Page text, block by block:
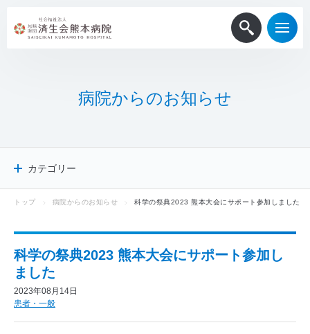
病院からのお知 らせ
カテゴリー
病院からのお知らせ
採用情報
メディア掲載
ニュースリリース
トップ 病院からのお知らせ 科学の祭典2023 熊本大会にサポート参加しました
科学の祭典2023 熊本大会にサポート参加し
ました
2023年08月14日
患者・一般